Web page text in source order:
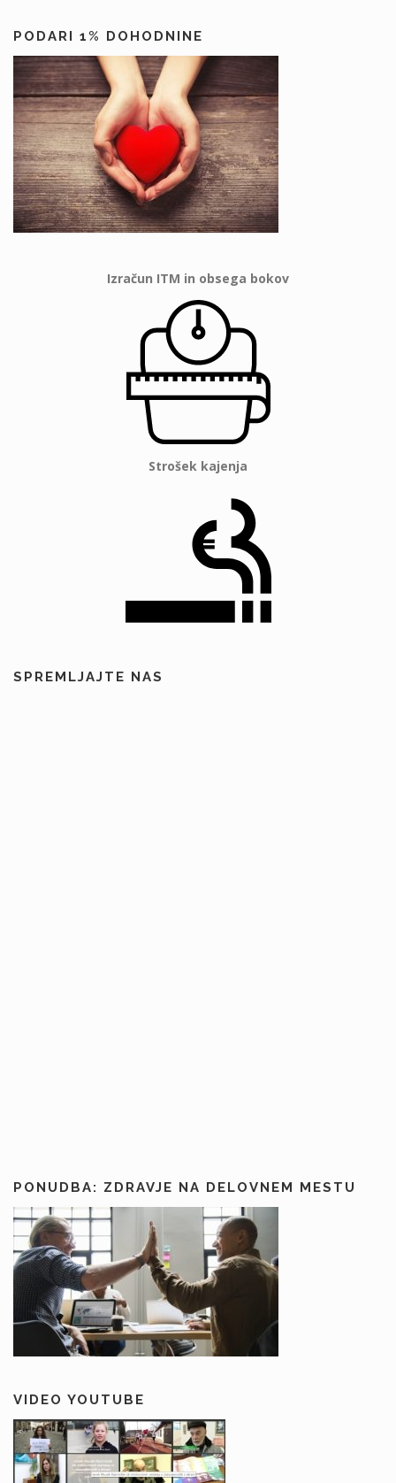
PODARI 1% DOHODNINE
Izračun ITM in obsega bokov
Strošek kajenja
SPREMLJAJTE NAS
PONUDBA: ZDRAVJE NA DELOVNEM MESTU
VIDEO YOUTUBE